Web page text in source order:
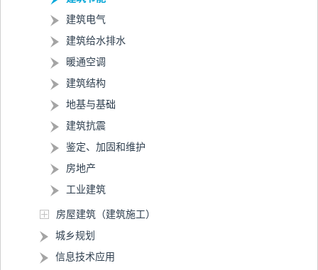
建筑电气
建筑给水排水
暖通空调
建筑结构
地基与基础
建筑抗震
鉴定、加固和维护
房地产
工业建筑
房屋建筑（建筑施工）
城乡规划
信息技术应用